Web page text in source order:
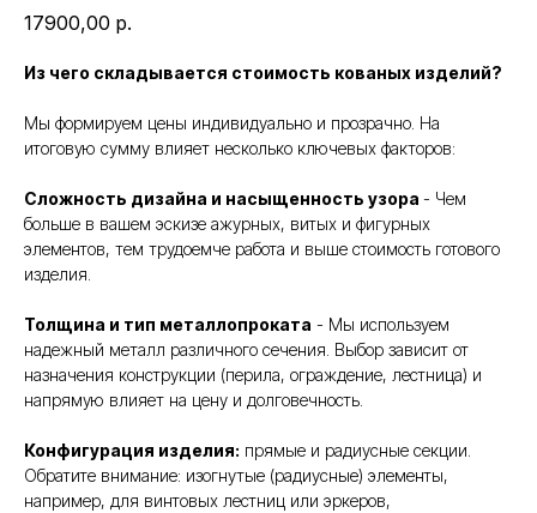
17900,00 р.
Из чего складывается стоимость кованых изделий?
Мы формируем цены индивидуально и прозрачно. На
итоговую сумму влияет несколько ключевых факторов:
Сложность дизайна и насыщенность узора - Чем
больше в вашем эскизе ажурных, витых и фигурных
элементов, тем трудоемче работа и выше стоимость готового
изделия.
Толщина и тип металлопроката - Мы используем
надежный металл различного сечения. Выбор зависит от
назначения конструкции (перила, ограждение, лестница) и
напрямую влияет на цену и долговечность.
Конфигурация изделия: прямые и радиусные секции.
Обратите внимание: изогнутые (радиусные) элементы,
например, для винтовых лестниц или эркеров,